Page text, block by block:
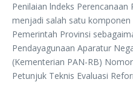
Penilaian lndeks
menjadi salah satu komponen
Pemerintah Provinsi
Pendayagunaan Aparatur
(Kementerian PAN-RB)
Petunjuk Teknis Evaluasi